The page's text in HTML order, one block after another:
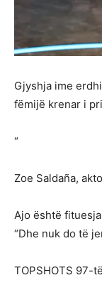
Gjyshja ime
fëmijë krenar i
“
Zoe Saldaña,
Ajo është
“Dhe nuk do të
TOPSHOTS 97-